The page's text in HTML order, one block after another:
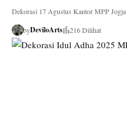
Dekorasi 17 Agustus Kantor MPP
byDeviloArts 216 Dilihat